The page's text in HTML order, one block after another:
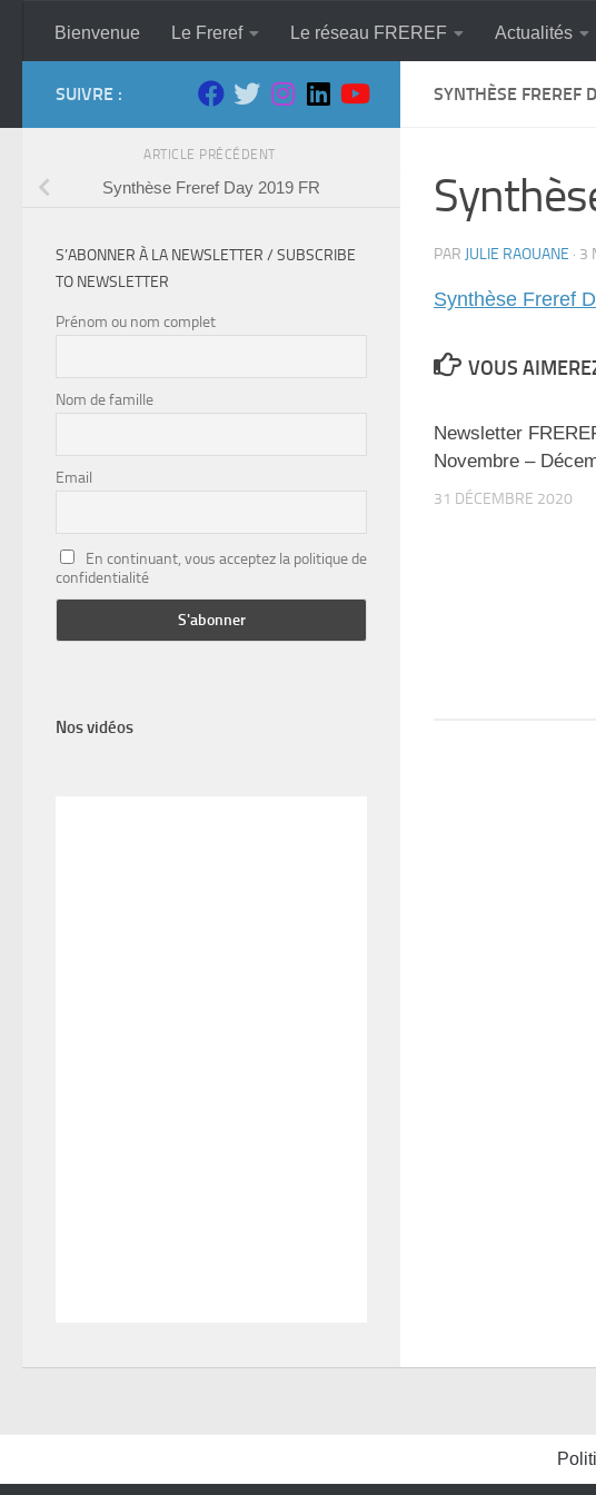
Skip to content
Bienvenue Le Freref Le réseau FREREF Actualités
SYNTHÈSE FREREF
PAR JULIE RAOUANE · 3
Synthèse Freref
VOUS
Newsletter
Novembre –
31 DÉCEMBRE 2020
SUIVRE :
ARTICLE PRÉCÉDENT
Synthèse Freref Day 2019 FR
S’ABONNER À LA NEWSLETTER / SUBSCRIBE
TO NEWSLETTER
Prénom ou nom complet
Nom de famille
Email
En continuant, vous acceptez la politique de
confidentialité
Nos vidéos